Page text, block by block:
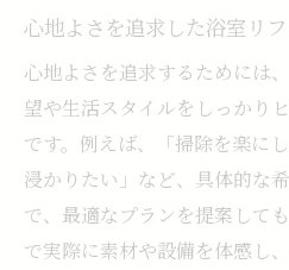
心地よさを追求した浴室リ
心地よさを追求するためには
望や生活スタイルをしっかり
です。例えば、「掃除を楽に
浸かりたい」など、具体的な
で、最適なプランを提案して
で実際に素材や設備を体感し